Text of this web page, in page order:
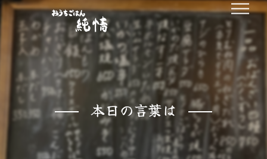
本日の言葉は